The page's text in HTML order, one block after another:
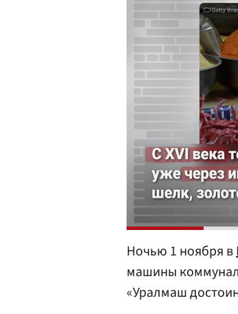
Ночью 1 ноября в
машины
«Уралмаш